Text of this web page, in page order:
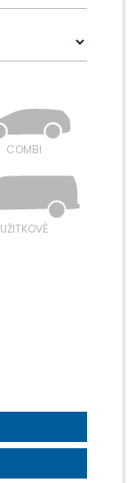
COMBI
UŽITKOVÉ